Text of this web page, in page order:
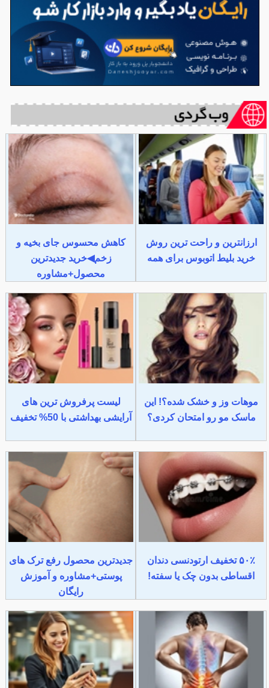
ارزانترین و راحت ترین روش
خرید بلیط اتوبوس برای همه
کاهش محسوس جای بخیه و
زخم◀خرید جدیدترین
محصول+مشاوره
موهات وز و خشک شده؟! این
ماسک مو رو امتحان کردی؟
لیست پرفروش ترین های
آرایشی بهداشتی با 50% تخفیف
۵۰٪ تخفیف ارتودنسی دندان
اقساطی بدون چک یا سفته!
جدیدترین محصول رفع ترک های
پوستی+مشاوره و آموزش
رایگان